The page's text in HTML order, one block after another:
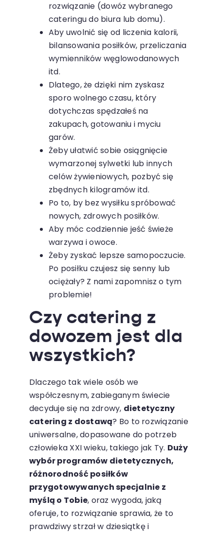
rozwiązanie (dowóz wybranego
cateringu do biura lub domu).
Aby uwolnić się od liczenia kalorii,
bilansowania posiłków, przeliczania
wymienników węglowodanowych
itd.
Dlatego, że dzięki nim zyskasz
sporo wolnego czasu, który
dotychczas spędzałeś na
zakupach, gotowaniu i myciu
garów.
Żeby ułatwić sobie osiągnięcie
wymarzonej sylwetki lub innych
celów żywieniowych, pozbyć się
zbędnych kilogramów itd.
Po to, by bez wysiłku spróbować
nowych, zdrowych posiłków.
Aby móc codziennie jeść świeże
warzywa i owoce.
Żeby zyskać lepsze samopoczucie.
Po posiłku czujesz się senny lub
ociężały? Z nami zapomnisz o tym
problemie!
Czy catering z
dowozem jest dla
wszystkich?
Dlaczego tak wiele osób we
współczesnym, zabieganym świecie
decyduje się na zdrowy, dietetyczny
catering z dostawą? Bo to rozwiązanie
uniwersalne, dopasowane do potrzeb
człowieka XXI wieku, takiego jak Ty. Duży
wybór programów dietetycznych,
różnorodność posiłków
przygotowywanych specjalnie z
myślą o Tobie, oraz wygoda, jaką
oferuje, to rozwiązanie sprawia, że to
prawdziwy strzał w dziesiątkę i